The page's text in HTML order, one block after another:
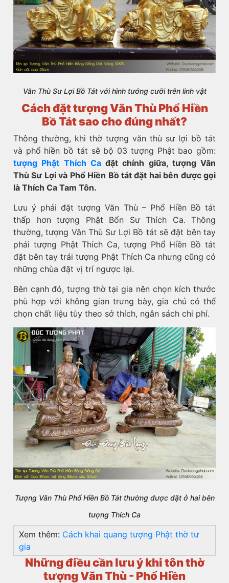
Văn Thù Sư Lợi Bồ Tát với hình tướng cưỡi trên linh vật
Cách đặt tượng Văn Thù Phổ Hiền
Bồ Tát sao cho đúng nhất?
Thông thường, khi thờ tượng văn thù sư lợi bồ tát
và phổ hiền bồ tát sẽ bộ 03 tượng Phật bao gồm:
tượng Phật Thích Cađặt chính giữa, tượng Văn
Thù Sư Lợi và Phổ Hiền Bồ tát đặt hai bên được gọi
là Thích Ca Tam Tôn.
Lưu ý phải đặt tượng Văn Thù – Phổ Hiền Bồ tát
thấp hơn tượng Phật Bổn Sư Thích Ca. Thông
thường, tượng Văn Thù Sư Lợi Bồ tát sẽ đặt bên tay
phải tượng Phật Thích Ca, tượng Phổ Hiền Bồ tát
đặt bên tay trái tượng Phật Thích Ca nhưng cũng có
những chùa đặt vị trí ngược lại.
Bên cạnh đó, tượng thờ tại gia nên chọn kích thước
phù hợp với không gian trưng bày, gia chủ có thể
chọn chất liệu tùy theo sở thích, ngân sách chi phí.
Tượng Văn Thù Phổ Hiền Bồ Tát thường được đặt ở hai bên
tượng Thích Ca
Xem thêm: Cách khai quang tượng Phật thờ tư
gia
Những điều cần lưu ý khi tôn thờ
tượng Văn Thù - Phổ Hiền